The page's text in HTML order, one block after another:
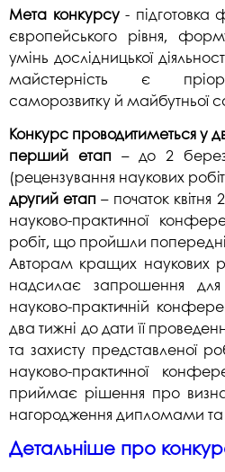
Мета конкурсу- підготовка
європейського рівня,
умінь дослідницької
майстерність є
саморозвитку й майбутньої
Конкурс проводитиметься у
перший етап – до 2
(рецензування наукових
другий етап – початок
науково-практичної
робіт, що пройшли
Авторам кращих наукових
надсилає запрошення для
науково-практичній
два тижні до дати її
та захисту представленої
науково-практичної
приймає рішення про
нагородження дипломами
Детальніше про